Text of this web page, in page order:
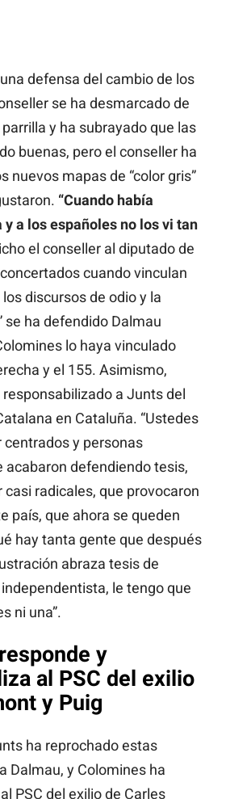
defensa del cambio de los
se ha desmarcado de
y ha subrayado que las
buenas, pero el conseller ha
nuevos mapas de “color gris”
“Cuando había
y a los españoles no los vi tan
el conseller al diputado de
cuando vinculan
discursos de odio y la
se ha defendido Dalmau
lo haya vinculado
y el 155. Asimismo,
a Junts del
en Cataluña. “Ustedes
centrados y personas
acabaron defendiendo tesis,
casi radicales, que provocaron
país, que ahora se queden
hay tanta gente que después
abraza tesis de
le tengo que
ni una”.
y
al PSC del exilio
y Puig
ha reprochado estas
Dalmau, y Colomines ha
PSC del exilio de Carles